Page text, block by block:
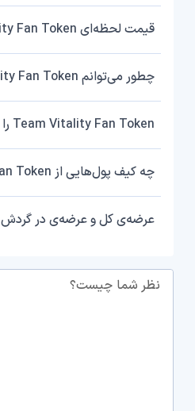
قیمت لحظه‌ای Team Vitality Fan Token را از کجا چک کنم؟
چطور می‌توانم Team Vitality Fan Token بخرم یا بفروشم؟
Team Vitality Fan Token را چه شبکه‌هایی پشتیبانی می‌کند؟
چه کیف پول‌هایی از Team Vitality Fan Token پشتیبانی می‌کنند؟
عرضه‌ی کل و عرضه‌ی در گردش Team Vitality Fan Token چقدر است؟
نظر شما چیست؟